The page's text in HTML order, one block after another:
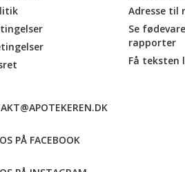
Adresse til
Se
rapporter
Få
PÅ FACEBOOK